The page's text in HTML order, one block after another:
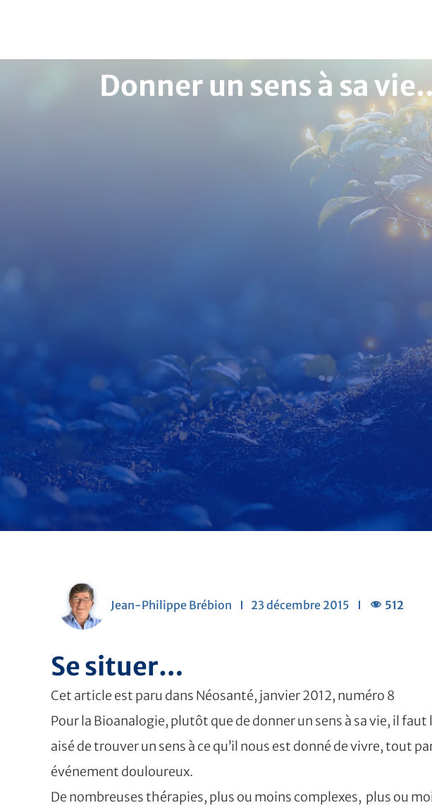
Donner un sens à sa
Jean-Philippe Brébion 23 décembre 2015 512
Se situer…
Cet article est paru dans Néosanté, janvier 2012, numéro 8
Pour la Bioanalogie, plutôt que de donner un sens à sa vie, il
aisé de trouver un sens à ce qu’il nous est donné de vivre, tout
événement douloureux.
De nombreuses thérapies, plus ou moins complexes, plus ou